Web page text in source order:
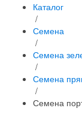
Каталог
/
Семена
/
Семена
/
Семена
/
Семена